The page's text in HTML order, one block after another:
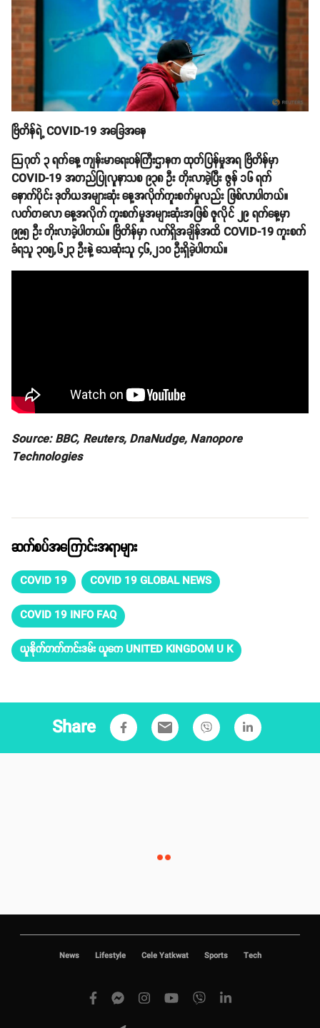
ဗြိတိန်ရဲ့ COVID-19 အခြေအနေ
ဩဂုတ် ၃ ရက်နေ့ ကျန်းမာရေးဝန်ကြီးဌာနက ထုတ်ပြန်မှုအရ ဗြိတိန်မှာ
COVID-19 အတည်ပြုလူနာသစ ၉၃၈ ဦး တိုးလာခဲ့ပြီး ဇွန် ၁၆ ရက်
နောက်ပိုင်း ဒုတိယအများဆုံး နေ့အလိုက်ကူးစက်မှုလည်း ဖြစ်လာပါတယ်။
လတ်တလော နေ့အလိုက် ကူးစက်မှုအများဆုံးအဖြစ် ဇူလိုင် ၂၉ ရက်နေ့မှာ
၉၉၅ ဦး တိုးလာခဲ့ပါတယ်။ ဗြိတိန်မှာ လက်ရှိအချိန်အထိ COVID-19 ကူးစက်
ခံရသူ ၃၀၅,၆၂၃ ဦးနဲ့ သေဆုံးသူ ၄၆,၂၁၀ ဦးရှိခဲ့ပါတယ်။
Source: BBC, Reuters, DnaNudge, Nanopore
Technologies
ဆက်စပ်အကြောင်းအရာများ
COVID 19 COVID 19 GLOBAL NEWS
COVID 19 INFO FAQ
ယူနိုက်တက်ကင်းဒမ်း ယူကေ UNITED KINGDOM U K
Share email
News Lifestyle Cele Yatkwat Sports Tech